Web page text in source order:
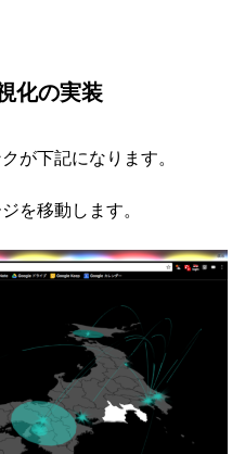
化の実装
が下記になります。
を移動します。